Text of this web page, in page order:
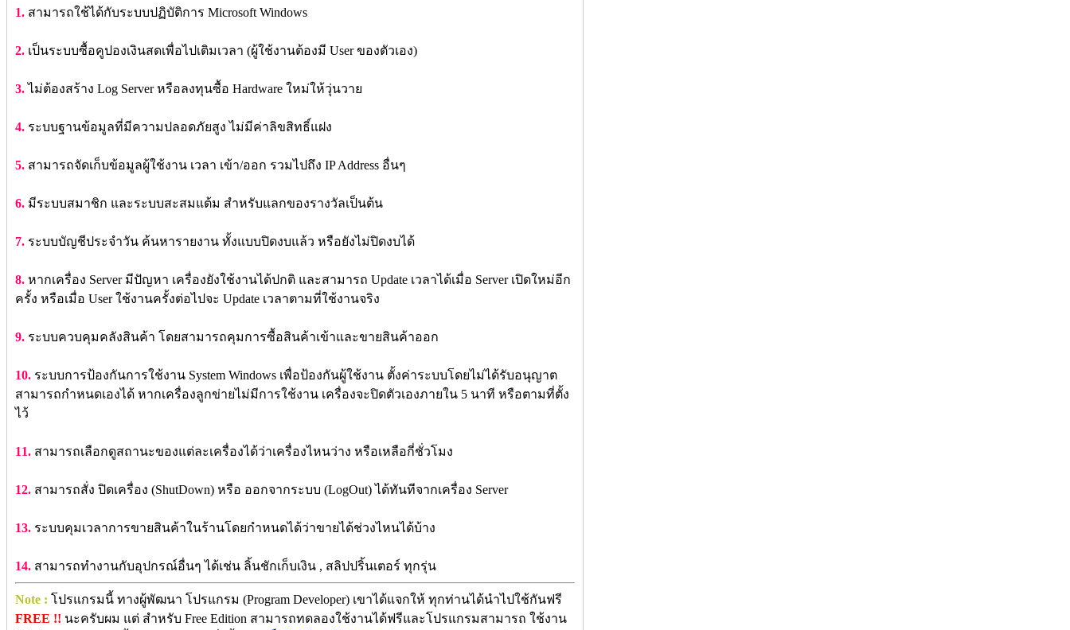
1. สามารถใช้ได้กับระบบปฏิบัติการ Microsoft Windows
2. เป็นระบบซื้อคูปองเงินสดเพื่อไปเติมเวลา (ผู้ใช้งานต้องมี User ของตัวเอง)
3.ไม่ต้องสร้าง Log Server หรือลงทุนซื้อ Hardware ใหม่ให้วุ่นวาย
4. ระบบฐานข้อมูลที่มีความปลอดภัยสูง ไม่มีค่าลิขสิทธิ์แฝง
5. สามารถจัดเก็บข้อมูลผู้ใช้งาน เวลา เข้า/ออก รวมไปถึง IP Address อื่นๆ
6. มีระบบสมาชิก และระบบสะสมแต้ม สำหรับแลกของรางวัลเป็นต้น
7. ระบบบัญชีประจำวัน ค้นหารายงาน ทั้งแบบปิดงบแล้ว หรือยังไม่ปิดงบได้
8. หากเครื่อง Server มีปัญหา เครื่องยังใช้งานได้ปกติ และสามารถ Update เวลาได้เมื่อ Server เปิดใหม่อีก
ครั้ง หรือเมื่อ User ใช้งานครั้งต่อไปจะ Update เวลาตามที่ใช้งานจริง
9. ระบบควบคุมคลังสินค้า โดยสามารถคุมการซื้อสินค้าเข้าและขายสินค้าออก
10. ระบบการป้องกันการใช้งาน System Windows เพื่อป้องกันผู้ใช้งาน ตั้งค่าระบบโดยไม่ได้รับอนุญาต
สามารถกำหนดเองได้ หากเครื่องลูกข่ายไม่มีการใช้งาน เครื่องจะปิดตัวเองภายใน 5 นาที หรือตามที่ตั้ง
ไว้
11. สามารถเลือกดูสถานะของแต่ละเครื่องได้ว่าเครื่องไหนว่าง หรือเหลือกี่ชั่วโมง
12. สามารถสั่ง ปิดเครื่อง (ShutDown) หรือ ออกจากระบบ (LogOut) ได้ทันทีจากเครื่อง Server
13. ระบบคุมเวลาการขายสินค้าในร้านโดยกำหนดได้ว่าขายได้ช่วงไหนได้บ้าง
14. สามารถทำงานกับอุปกรณ์อื่นๆ ได้เช่น ลิ้นชักเก็บเงิน , สลิปปริ้นเตอร์ ทุกรุ่น
Note : โปรแกรมนี้ ทางผู้พัฒนา โปรแกรม (Program Developer) เขาได้แจกให้ ทุกท่านได้นำไปใช้กันฟรี
FREE !! นะครับผม แต่ สำหรับ Free Edition สามารถทดลองใช้งานได้ฟรีและโปรแกรมสามารถ ใช้งาน